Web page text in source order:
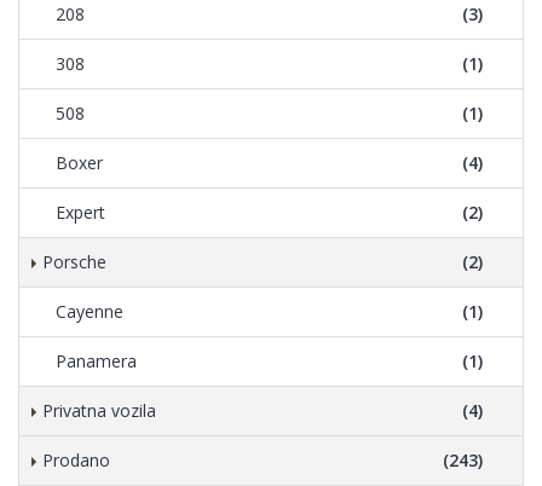
208 (3)
308 (1)
508 (1)
Boxer (4)
Expert (2)
Porsche (2)
Cayenne (1)
Panamera (1)
Privatna vozila (4)
Prodano (243)